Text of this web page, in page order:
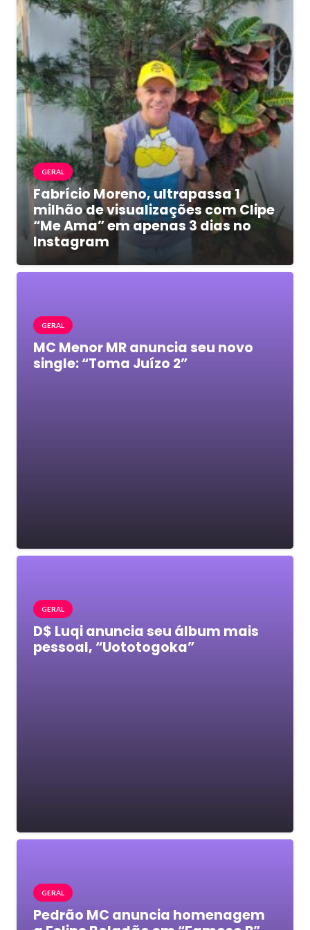
GERAL
Fabrício Moreno, ultrapassa 1
milhão de visualizações com Clipe
“Me Ama” em apenas 3 dias no
Instagram
GERAL
MC Menor MR anuncia seu novo
single: “Toma Juízo 2”
GERAL
D$ Luqi anuncia seu álbum mais
pessoal, “Uototogoka”
GERAL
Pedrão MC anuncia homenagem